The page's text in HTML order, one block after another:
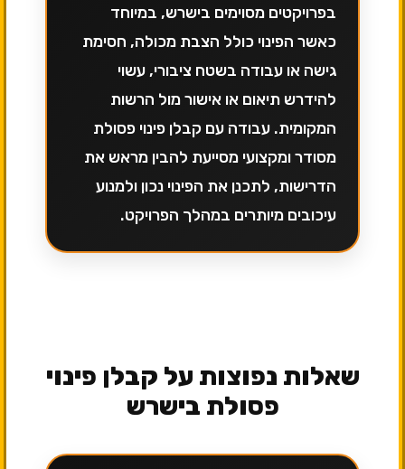
בפרויקטים מסוימים בישרש, במיוחד
כאשר הפינוי כולל הצבת מכולה, חסימת
גישה או עבודה בשטח ציבורי, עשוי
להידרש תיאום או אישור מול הרשות
המקומית. עבודה עם קבלן פינוי פסולת
מסודר ומקצועי מסייעת להבין מראש את
הדרישות, לתכנן את הפינוי נכון ולמנוע
עיכובים מיותרים במהלך הפרויקט.
שאלות נפוצות על קבלן פינוי
פסולת בישרש